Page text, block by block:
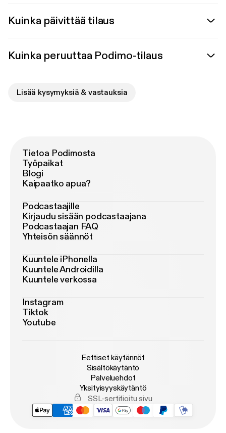
Kuinka päivittää tilaus
Kuinka peruuttaa Podimo-tilaus
Lisää kysymyksiä & vastauksia
Tietoa Podimosta
Työpaikat
Blogi
Kaipaatko apua?
Podcastaajille
Kirjaudu sisään podcastaajana
Podcastaajan FAQ
Yhteisön säännöt
Kuuntele iPhonella
Kuuntele Androidilla
Kuuntele verkossa
Instagram
Tiktok
Youtube
Eettiset käytännöt
Sisältökäytäntö
Palveluehdot
Yksityisyyskäytäntö
SSL-sertifioitu sivu